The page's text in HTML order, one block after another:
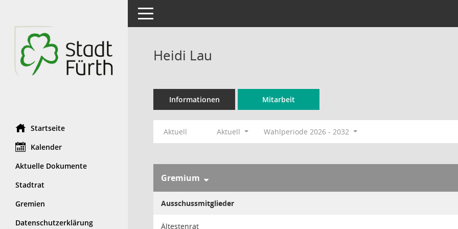
Startseite
Kalender
Aktuelle Dokumente
Stadtrat
Gremien
Datenschutzerklärung
Toggle navigation
Heidi Lau
Informationen Mitarbeit
Aktuell Aktuell Wahlperiode 2026 - 2032
Gremium
Ausschussmitglieder
Ältestenrat